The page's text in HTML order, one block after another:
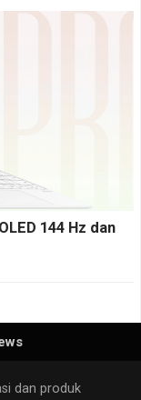
144 Hz dan
dan produk